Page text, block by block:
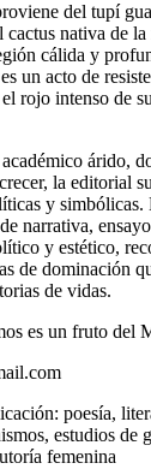
del tupí
cactus nativa de
cálida y
un acto de
rojo intenso de
árido,
la editorial
y
narrativa,
y estético,
de dominación
de vidas.
es un fruto del
poesía,
estudios de
femenina